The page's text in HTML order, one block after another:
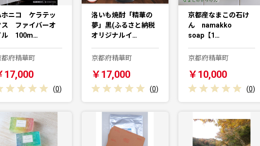
ホニコ ケラテッ
ス ファイバーオ
ル 100m…
都府精華町
17,000
(0)
洛いも焼酎「精華の
夢」黒(ふるさと納税
オリジナルイ…
京都府精華町
￥17,000
(0)
京都産なまこの石け
ん namakko
soap【1…
京都府精華町
￥10,000
(0)